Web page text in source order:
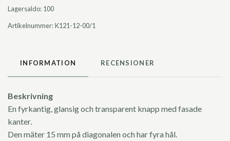
Lagersaldo: 100
Artikelnummer:K121-12-00/1
INFORMATION RECENSIONER
Beskrivning
En fyrkantig, glansig och transparent knapp med fasade
kanter.
Den mäter 15 mm på diagonalen och har fyra hål.